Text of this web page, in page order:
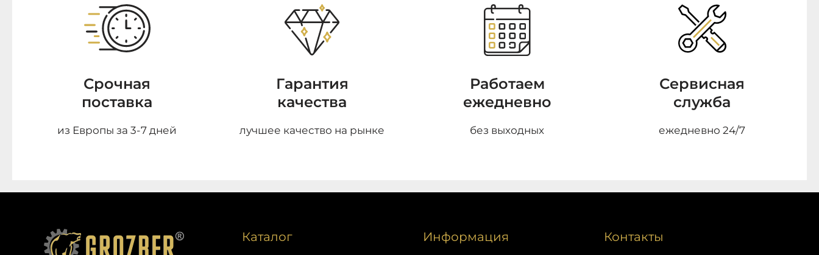
Срочная
поставка
из Европы за 3-7 дней
Гарантия
качества
лучшее качество на рынке
Работаем
ежедневно
без выходных
Сервисная
служба
ежедневно 24/7
Каталог Информация Контакты